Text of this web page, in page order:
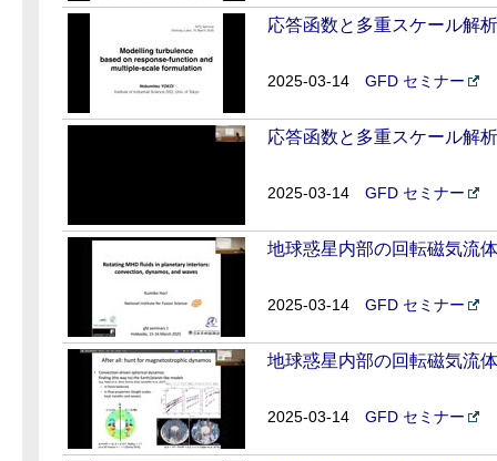
応答函数と多重スケール解
2025-03-14 GFD セミナー
応答函数と多重スケール解
2025-03-14 GFD セミナー
地球惑星内部の回転磁気流
2025-03-14 GFD セミナー
地球惑星内部の回転磁気流
2025-03-14 GFD セミナー